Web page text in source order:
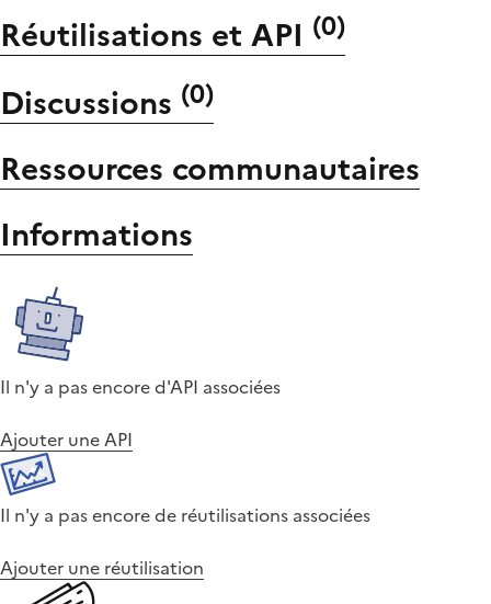
Réutilisations et API (0)
Discussions (0)
Ressources communautaires
Informations
Il n'y a pas encore d'API associées
Ajouter une API
Il n'y a pas encore de réutilisations associées
Ajouter une réutilisation